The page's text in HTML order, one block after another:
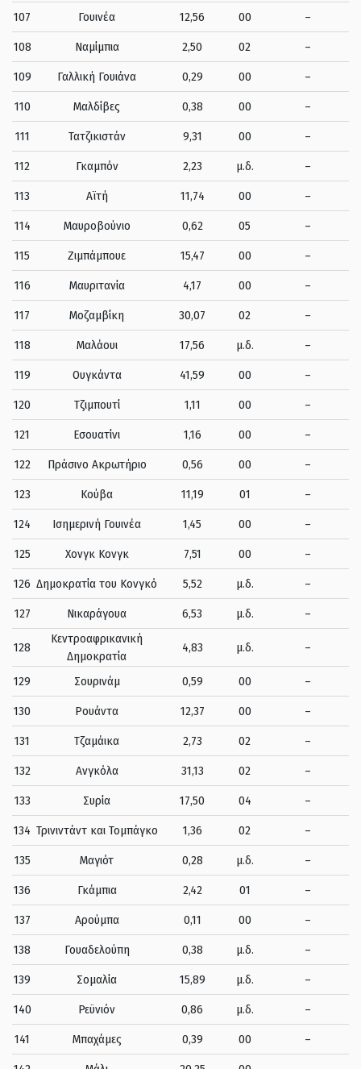
107 Γουινέα 12,56 00 –
108 Ναμίμπια 2,50 02 –
109 Γαλλική Γουιάνα 0,29 00 –
110 Μαλδίβες 0,38 00 –
111 Τατζικιστάν 9,31 00 –
112 Γκαμπόν 2,23 μ.δ. –
113 Αϊτή 11,74 00 –
114 Μαυροβούνιο 0,62 05 –
115 Ζιμπάμπουε 15,47 00 –
116 Μαυριτανία 4,17 00 –
117 Μοζαμβίκη 30,07 02 –
118 Μαλάουι 17,56 μ.δ. –
119 Ουγκάντα 41,59 00 –
120 Τζιμπουτί 1,11 00 –
121 Εσουατίνι 1,16 00 –
122 Πράσινο Ακρωτήριο 0,56 00 –
123 Κούβα 11,19 01 –
124 Ισημερινή Γουινέα 1,45 00 –
125 Χονγκ Κονγκ 7,51 00 –
126 Δημοκρατία του Κονγκό 5,52 μ.δ. –
127 Νικαράγουα 6,53 μ.δ. –
128
Κεντροαφρικανική
Δημοκρατία
4,83 μ.δ. –
129 Σουρινάμ 0,59 00 –
130 Ρουάντα 12,37 00 –
131 Τζαμάικα 2,73 02 –
132 Ανγκόλα 31,13 02 –
133 Συρία 17,50 04 –
134 Τρινιντάντ και Τομπάγκο 1,36 02 –
135 Μαγιότ 0,28 μ.δ. –
136 Γκάμπια 2,42 01 –
137 Αρούμπα 0,11 00 –
138 Γουαδελούπη 0,38 μ.δ. –
139 Σομαλία 15,89 μ.δ. –
140 Ρεϋνιόν 0,86 μ.δ. –
141 Μπαχάμες 0,39 00 –